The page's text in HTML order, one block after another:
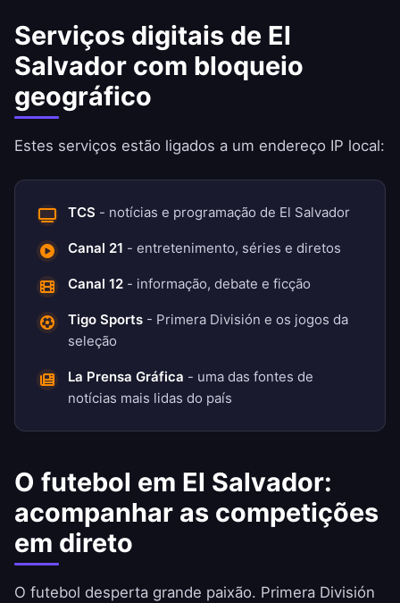
Serviços digitais de El
Salvador com bloqueio
geográfico
Estes serviços estão ligados a um endereço IP local:
TCS - notícias e programação de El Salvador
Canal 21 - entretenimento, séries e diretos
Canal 12 - informação, debate e ficção
Tigo Sports - Primera División e os jogos da
seleção
La Prensa Gráfica - uma das fontes de
notícias mais lidas do país
O futebol em El Salvador:
acompanhar as competições
em direto
O futebol desperta grande paixão. Primera División